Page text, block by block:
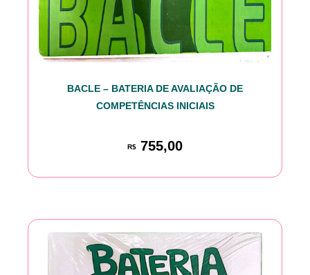
BACLE – BATERIA DE AVALIAÇÃO DE
COMPETÊNCIAS INICIAIS
R$ 755,00